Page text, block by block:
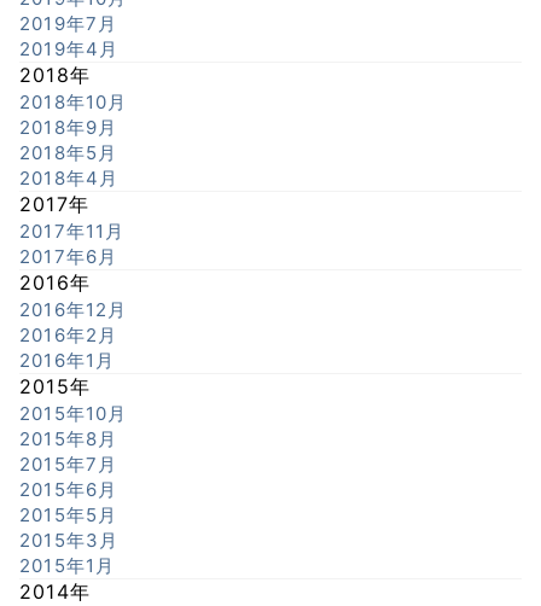
2019年7月
2019年4月
2018年
2018年10月
2018年9月
2018年5月
2018年4月
2017年
2017年11月
2017年6月
2016年
2016年12月
2016年2月
2016年1月
2015年
2015年10月
2015年8月
2015年7月
2015年6月
2015年5月
2015年3月
2015年1月
2014年